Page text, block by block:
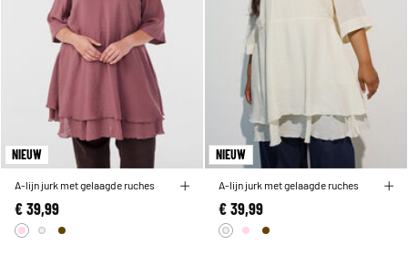
NIEUW
A-lijn jurk met gelaagde ruches
€ 39,99
NIEUW
A-lijn jurk met gelaagde ruches
€ 39,99